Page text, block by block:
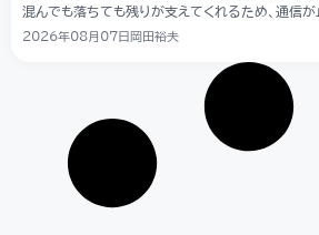
混んでも落ちても残りが支えてくれるため、通信が
2026年08月07日 岡田裕夫